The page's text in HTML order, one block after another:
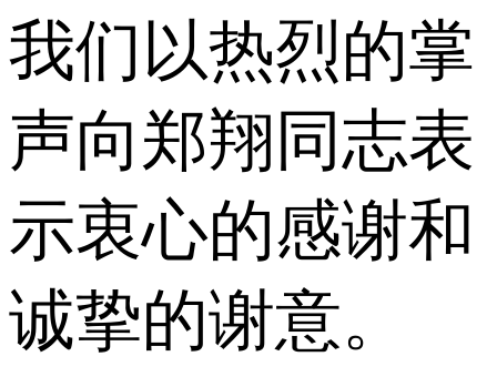
我们以热烈的掌
声向郑翔同志表
示衷心的感谢和
诚挚的谢意。